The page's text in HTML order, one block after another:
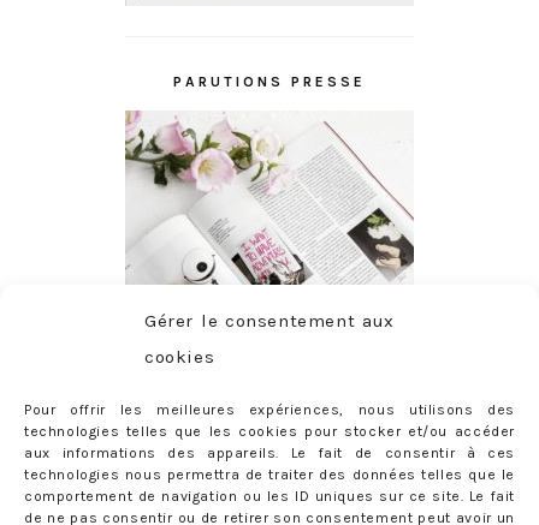
Gérer le consentement aux
cookies
Pour offrir les meilleures expériences, nous utilisons des
technologies telles que les cookies pour stocker et/ou accéder
aux informations des appareils. Le fait de consentir à ces
technologies nous permettra de traiter des données telles que le
comportement de navigation ou les ID uniques sur ce site. Le fait
de ne pas consentir ou de retirer son consentement peut avoir un
PARUTIONS PRESSE